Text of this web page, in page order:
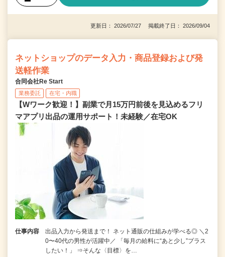
更新日： 2026/07/27 掲載終了日： 2026/09/04
ネットショップのデータ入力・商品登録および発
送軽作業
合同会社Re Start
業務委託 在宅・内職
【Wワーク歓迎！】副業で月15万円前後を見込めるフリ
マアプリ出品の運用サポート！未経験／在宅OK
仕事内容
出品入力から発送まで！ ネット通販の仕組みが学べる◎ ＼2
0〜40代の男性が活躍中／ 「毎月の給料に“あと少し”プラス
したい！」 ⇒そんな〈目標〉を…